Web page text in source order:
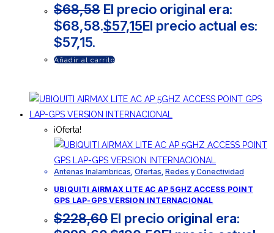
$68,58 El precio original era:
$68,58.$57,15El precio actual es:
$57,15.
Añadir al carrito
¡Oferta!
Antenas Inalambricas Ofertas Redes y Conectividad
UBIQUITI AIRMAX LITE AC AP 5GHZ ACCESS POINT
GPS LAP-GPS VERSION INTERNACIONAL
$228,60 El precio original era: